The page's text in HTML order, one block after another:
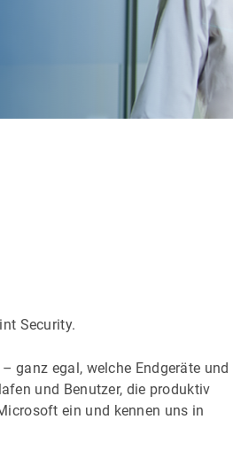
Security.
ganz egal, welche Endgeräte und
und Benutzer, die produktiv
ein und kennen uns in